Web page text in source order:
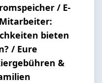
/ E-
bieten
/ Eure
&